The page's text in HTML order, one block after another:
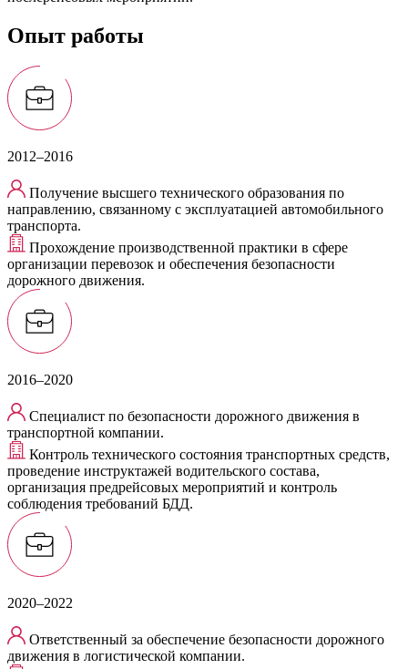
Опыт работы
2012–2016
Получение высшего технического образования по
направлению, связанному с эксплуатацией автомобильного
транспорта.
Прохождение производственной практики в сфере
организации перевозок и обеспечения безопасности
дорожного движения.
2016–2020
Специалист по безопасности дорожного движения в
транспортной компании.
Контроль технического состояния транспортных средств,
проведение инструктажей водительского состава,
организация предрейсовых мероприятий и контроль
соблюдения требований БДД.
2020–2022
Ответственный за обеспечение безопасности дорожного
движения в логистической компании.